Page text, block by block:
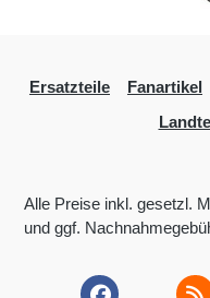
Ersatzteile Fanartikel
Alle Preise inkl. gesetzl.
und ggf.